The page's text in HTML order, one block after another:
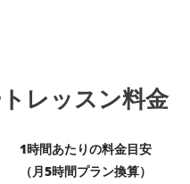
レッスン料金
1時間あたりの料金目安
（月5時間プラン換算）